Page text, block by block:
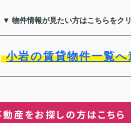
▼ 物件情報が見たい方はこちらをク
小岩の賃貸物件一覧